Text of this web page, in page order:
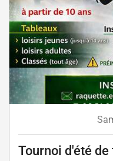
Tournoi d'été